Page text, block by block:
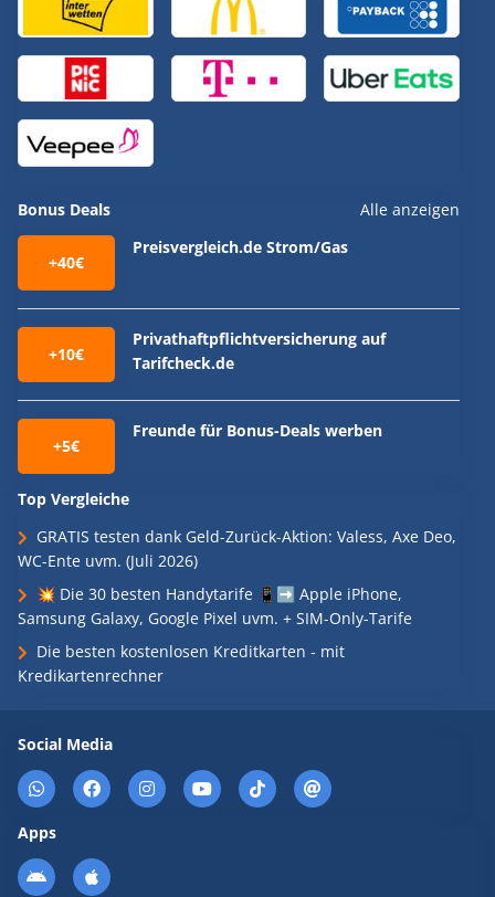
Bonus Deals Alle anzeigen
+40€
Preisvergleich.de Strom/Gas
+10€
Privathaftpflichtversicherung auf
Tarifcheck.de
+5€
Freunde für Bonus-Deals werben
Top Vergleiche
GRATIS testen dank Geld-Zurück-Aktion: Valess, Axe Deo,
WC-Ente uvm. (Juli 2026)
💥 Die 30 besten Handytarife 📱➡️ Apple iPhone,
Samsung Galaxy, Google Pixel uvm. + SIM-Only-Tarife
Die besten kostenlosen Kreditkarten - mit
Kredikartenrechner
Social Media
Apps